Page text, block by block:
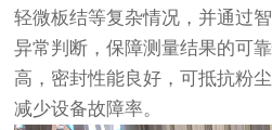
轻微板结等复杂情况，并通过
异常判断，保障测量结果的可
高，密封性能良好，可抵抗粉
减少设备故障率。